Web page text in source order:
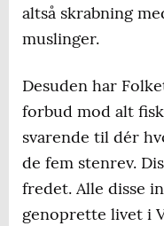
altså skrabning
muslinger.
Desuden har
forbud mod alt
svarende til dér
de fem stenrev.
fredet. Alle disse
genoprette livet i